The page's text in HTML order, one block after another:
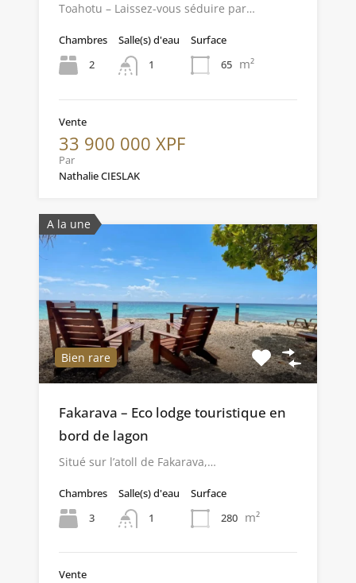
Toahotu – Laissez-vous séduire par…
Chambres
2
Salle(s) d'eau
1
Surface
65 m²
Vente
33 900 000 XPF
Par
Nathalie CIESLAK
A la une
Bien rare
Fakarava – Eco lodge touristique en
bord de lagon
Situé sur l’atoll de Fakarava,…
Chambres
3
Salle(s) d'eau
1
Surface
280 m²
Vente